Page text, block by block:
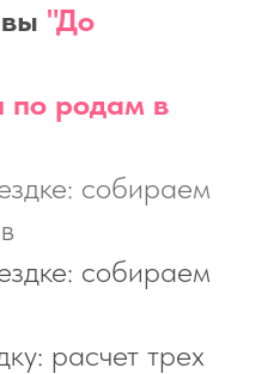
"До
по родам в
собираем
собираем
расчет трех